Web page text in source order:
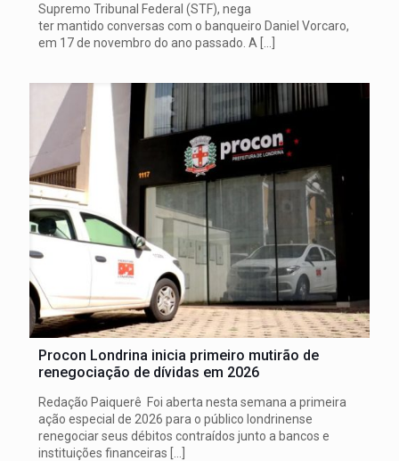
Supremo Tribunal Federal (STF), nega
ter mantido conversas com o banqueiro Daniel Vorcaro,
em 17 de novembro do ano passado. A […]
Procon Londrina inicia primeiro mutirão de
renegociação de dívidas em 2026
Redação Paiquerê Foi aberta nesta semana a primeira
ação especial de 2026 para o público londrinense
renegociar seus débitos contraídos junto a bancos e
instituições financeiras